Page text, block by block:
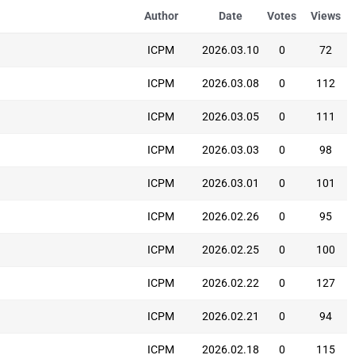
Author Date Votes Views
ICPM 2026.03.10 0 72
ICPM 2026.03.08 0 112
ICPM 2026.03.05 0 111
ICPM 2026.03.03 0 98
ICPM 2026.03.01 0 101
ICPM 2026.02.26 0 95
ICPM 2026.02.25 0 100
ICPM 2026.02.22 0 127
ICPM 2026.02.21 0 94
ICPM 2026.02.18 0 115